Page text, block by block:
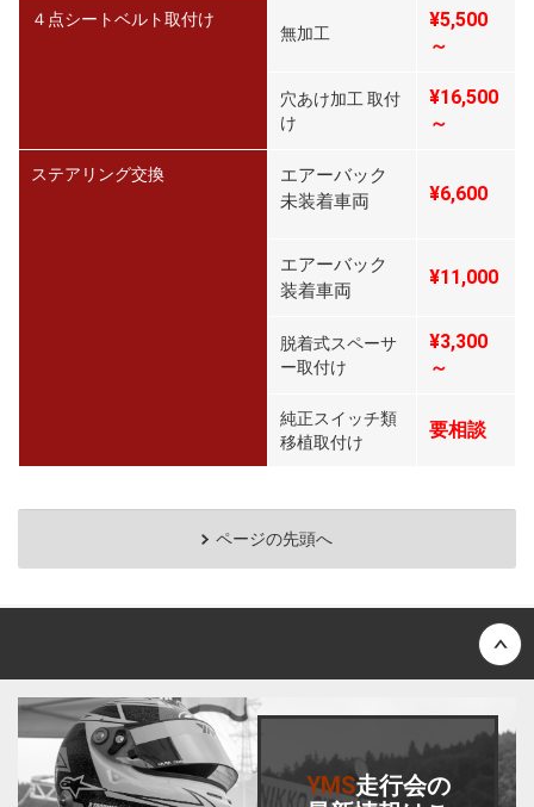
４点シートベルト取付け
無加工
¥5,500
～
穴あけ加工 取付
け
¥16,500
～
ステアリング交換
エアーバック
未装着車両
¥6,600
エアーバック
装着車両
¥11,000
脱着式スペーサ
ー取付け
¥3,300
～
純正スイッチ類
移植取付け
要相談
ページの先頭へ
YMS走行会の